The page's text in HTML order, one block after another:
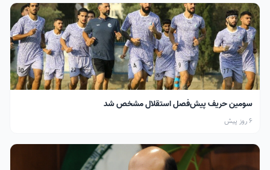
سومین حریف پیش‌فصل استقلال مشخص شد
6 روز پیش